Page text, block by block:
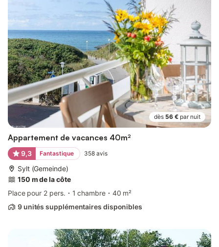
dès 56 € par nuit
Appartement de vacances 40m²
9,3 Fantastique 358 avis
Sylt (Gemeinde)
150 m de la côte
Place pour 2 pers.
1 chambre
40 m²
9 unités supplémentaires disponibles